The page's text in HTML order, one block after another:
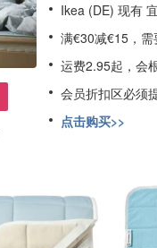
Ikea (DE) 现有
满€30减€15，
运费2.95起，会
会员折扣区必须
点击购买>>